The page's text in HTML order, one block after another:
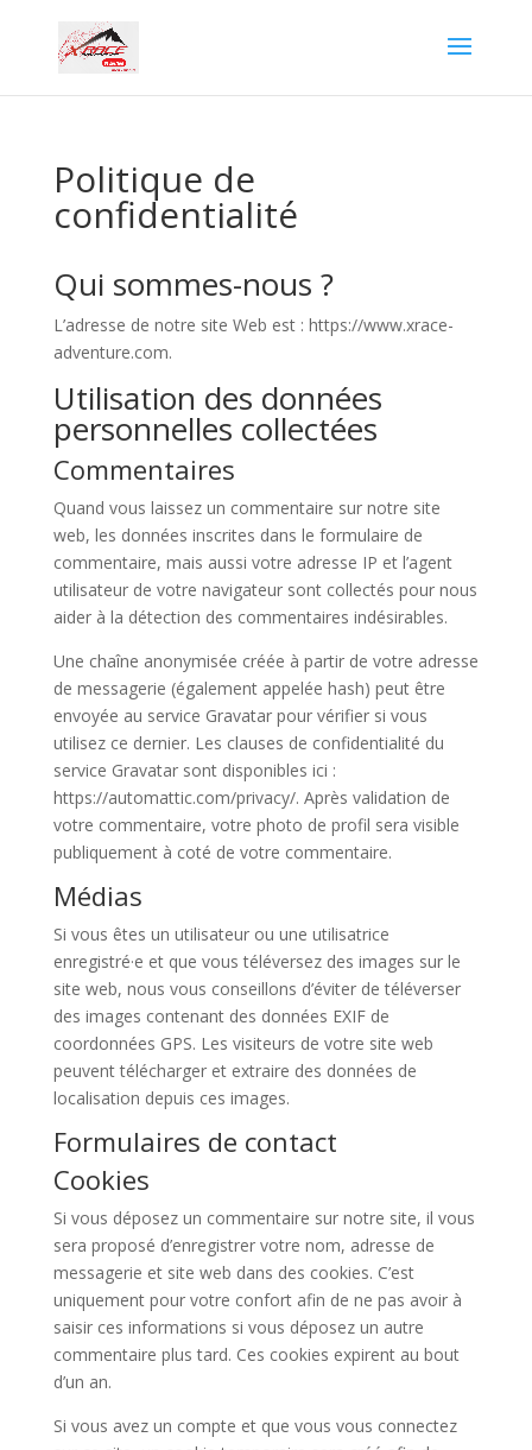
Politique de
confidentialité
Qui sommes-nous ?
L’adresse de notre site Web est : https://www.xrace-
adventure.com.
Utilisation des données
personnelles collectées
Commentaires
Quand vous laissez un commentaire sur notre site
web, les données inscrites dans le formulaire de
commentaire, mais aussi votre adresse IP et l’agent
utilisateur de votre navigateur sont collectés pour nous
aider à la détection des commentaires indésirables.
Une chaîne anonymisée créée à partir de votre adresse
de messagerie (également appelée hash) peut être
envoyée au service Gravatar pour vérifier si vous
utilisez ce dernier. Les clauses de confidentialité du
service Gravatar sont disponibles ici :
https://automattic.com/privacy/. Après validation de
votre commentaire, votre photo de profil sera visible
publiquement à coté de votre commentaire.
Médias
Si vous êtes un utilisateur ou une utilisatrice
enregistré·e et que vous téléversez des images sur le
site web, nous vous conseillons d’éviter de téléverser
des images contenant des données EXIF de
coordonnées GPS. Les visiteurs de votre site web
peuvent télécharger et extraire des données de
localisation depuis ces images.
Formulaires de contact
Cookies
Si vous déposez un commentaire sur notre site, il vous
sera proposé d’enregistrer votre nom, adresse de
messagerie et site web dans des cookies. C’est
uniquement pour votre confort afin de ne pas avoir à
saisir ces informations si vous déposez un autre
commentaire plus tard. Ces cookies expirent au bout
d’un an.
Si vous avez un compte et que vous vous connectez